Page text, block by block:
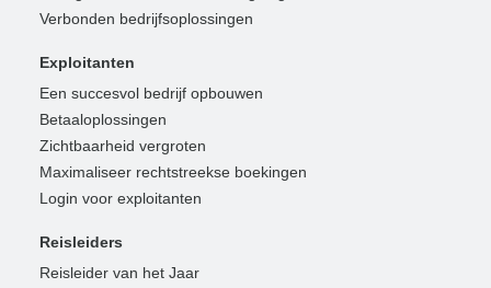
Verbonden bedrijfsoplossingen
Exploitanten
Een succesvol bedrijf opbouwen
Betaaloplossingen
Zichtbaarheid vergroten
Maximaliseer rechtstreekse boekingen
Login voor exploitanten
Reisleiders
Reisleider van het Jaar